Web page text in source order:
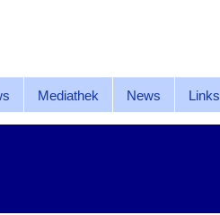
Mediathek News Links